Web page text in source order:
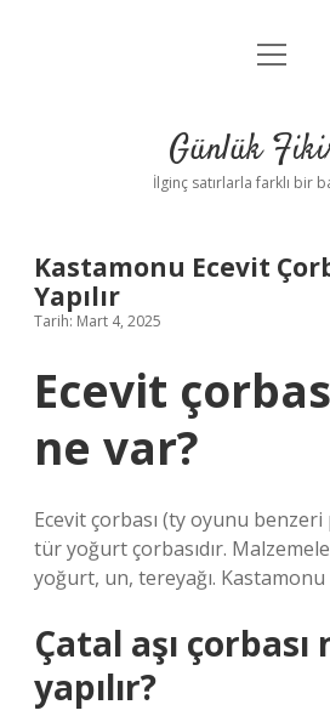
Anasayfa
Yasal Uyarı
menüyü
Günlük
İlginç satırlarla farklı bir
Kastamonu Ecevit
Yapılır
Tarih: Mart 4, 2025
Ecevit
ne var?
Ecevit çorbası (ty oyunu
tür yoğurt çorbasıdır.
yoğurt, un, tereyağı.
Çatal aşı çorbası
yapılır?